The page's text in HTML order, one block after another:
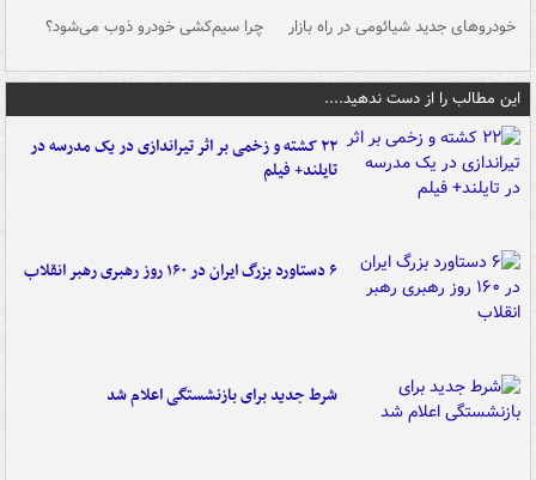
خودروهای جدید شیائومی در راه بازار چرا سیم‌کشی خودرو ذوب می‌شود؟
این مطالب را از دست ندهید....
۲۲ کشته و زخمی بر اثر تیراندازی در یک مدرسه در
تایلند+ فیلم
۶ دستاورد بزرگ ایران در ۱۶۰ روز رهبری رهبر انقلاب
شرط جدید برای بازنشستگی اعلام شد